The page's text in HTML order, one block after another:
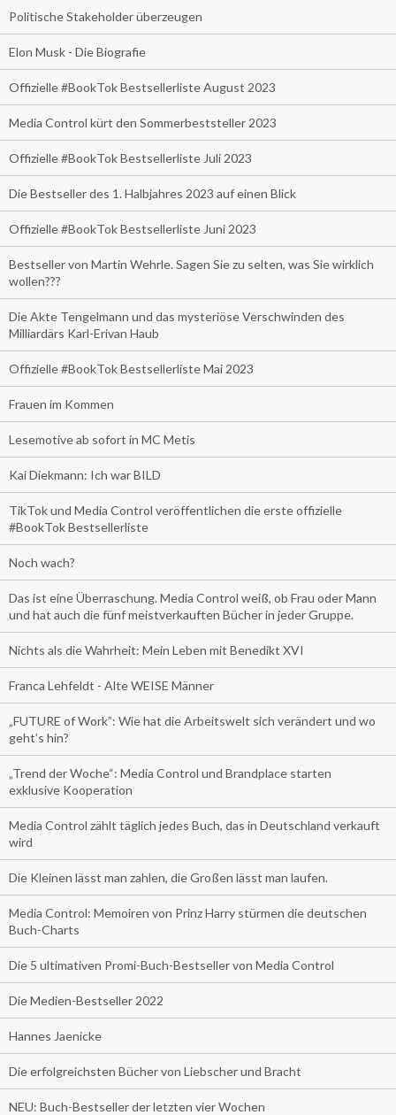
Politische Stakeholder überzeugen
Elon Musk - Die Biografie
Offizielle #BookTok Bestsellerliste August 2023
Media Control kürt den Sommerbeststeller 2023
Offizielle #BookTok Bestsellerliste Juli 2023
Die Bestseller des 1. Halbjahres 2023 auf einen Blick
Offizielle #BookTok Bestsellerliste Juni 2023
Bestseller von Martin Wehrle. Sagen Sie zu selten, was Sie wirklich
wollen???
Die Akte Tengelmann und das mysteriöse Verschwinden des
Milliardärs Karl-Erivan Haub
Offizielle #BookTok Bestsellerliste Mai 2023
Frauen im Kommen
Lesemotive ab sofort in MC Metis
Kai Diekmann: Ich war BILD
TikTok und Media Control veröffentlichen die erste offizielle
#BookTok Bestsellerliste
Noch wach?
Das ist eine Überraschung. Media Control weiß, ob Frau oder Mann
und hat auch die fünf meistverkauften Bücher in jeder Gruppe.
Nichts als die Wahrheit: Mein Leben mit Benedikt XVI
Franca Lehfeldt - Alte WEISE Männer
„FUTURE of Work”: Wie hat die Arbeitswelt sich verändert und wo
geht’s hin?
„Trend der Woche“: Media Control und Brandplace starten
exklusive Kooperation
Media Control zählt täglich jedes Buch, das in Deutschland verkauft
wird
Die Kleinen lässt man zahlen, die Großen lässt man laufen.
Media Control: Memoiren von Prinz Harry stürmen die deutschen
Buch-Charts
Die 5 ultimativen Promi-Buch-Bestseller von Media Control
Die Medien-Bestseller 2022
Hannes Jaenicke
Die erfolgreichsten Bücher von Liebscher und Bracht
NEU: Buch-Bestseller der letzten vier Wochen